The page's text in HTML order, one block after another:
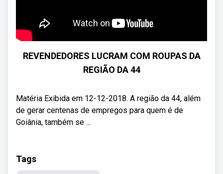
REVENDEDORES LUCRAM COM ROUPAS DA
REGIÃO DA 44
Matéria Exibida em 12-12-2018. A região da 44, além
de gerar centenas de empregos para quem é de
Goiânia, também se ...
Tags